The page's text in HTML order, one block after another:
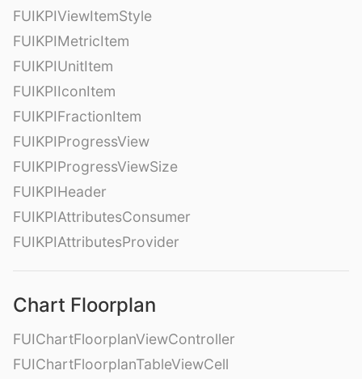
FUIKPIViewItemStyle
FUIKPIMetricItem
FUIKPIUnitItem
FUIKPIIconItem
FUIKPIFractionItem
FUIKPIProgressView
FUIKPIProgressViewSize
FUIKPIHeader
FUIKPIAttributesConsumer
FUIKPIAttributesProvider
Chart Floorplan
FUIChartFloorplanViewController
FUIChartFloorplanTableViewCell